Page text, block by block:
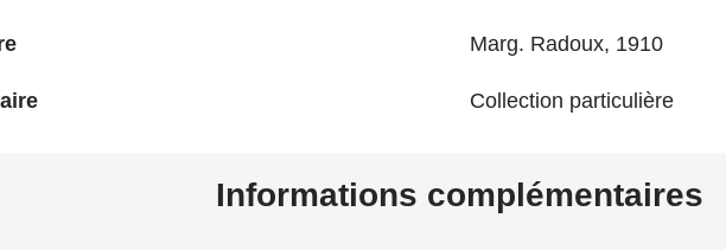
Marg. Radoux, 1910
Collection particulière
Informations complémentaires